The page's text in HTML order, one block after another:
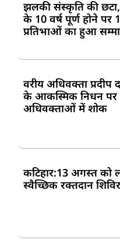
झलकी संस्कृति की
के 10 वर्ष पूर्ण होने पर
प्रतिभाओं का हुआ
वरीय अधिवक्ता प्रदीप
के आकस्मिक निधन पर
अधिवक्ताओं में शोक
कटिहार:13 अगस्त को
स्वैच्छिक रक्तदान शिविर